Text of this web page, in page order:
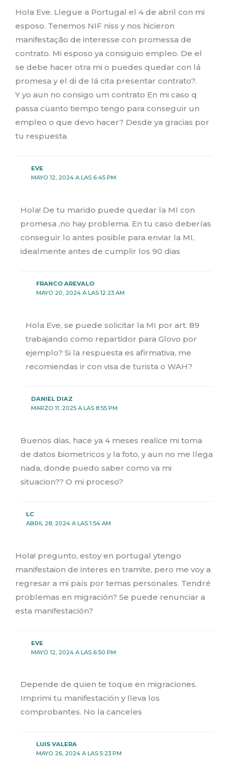
Hola Eve. Llegue a Portugal el 4 de abril con mi
esposo. Tenemos NIF niss y nos hicieron
manifestação de interesse con promessa de
contrato. Mi esposo ya consiguio empleo. De el
se debe hacer otra mi o puedes quedar con lá
promesa y el di de lá cita presentar contrato?.
Y yo aun no consigo um contrato En mi caso q
passa cuanto tiempo tengo para conseguir un
empleo o que devo hacer? Desde ya gracias por
tu respuesta.
EVE
MAYO 12, 2024 A LAS 6:45 PM
Hola! De tu marido puede quedar la MI con
promesa ,no hay problema. En tu caso deberías
conseguir lo antes posible para enviar la MI,
idealmente antes de cumplir los 90 dias
FRANCO AREVALO
MAYO 20, 2024 A LAS 12:23 AM
Hola Eve, se puede solicitar la MI por art. 89
trabajando como repartidor para Glovo por
ejemplo? Si la respuesta es afirmativa, me
recomiendas ir con visa de turista o WAH?
DANIEL DIAZ
MARZO 11, 2025 A LAS 8:55 PM
Buenos dias, hace ya 4 meses realice mi toma
de datos biometricos y la foto, y aun no me llega
nada, donde puedo saber como va mi
situacion?? O mi proceso?
LC
ABRIL 28, 2024 A LAS 1:54 AM
Hola! pregunto, estoy en portugal ytengo
manifestaion de interes en tramite, pero me voy a
regresar a mi país por temas personales. Tendré
problemas en migración? Se puede renunciar a
esta manifestación?
EVE
MAYO 12, 2024 A LAS 6:50 PM
Depende de quien te toque en migraciones.
Imprimi tu manifestación y lleva los
comprobantes. No la canceles
LUIS VALERA
MAYO 26, 2024 A LAS 5:23 PM